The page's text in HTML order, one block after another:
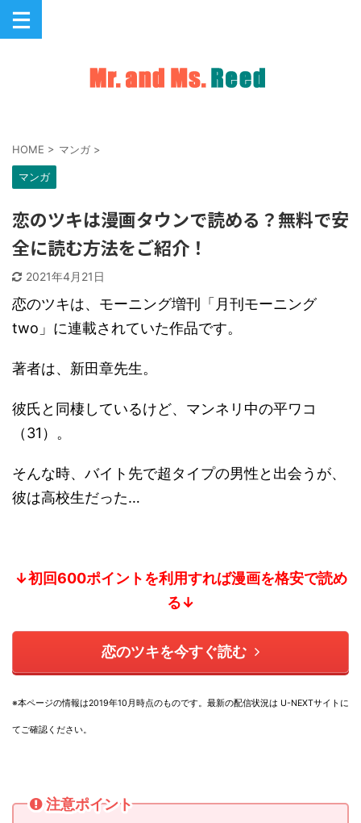
HOME > マンガ >
マンガ
恋のツキは漫画タウンで読める？無料で安
全に読む方法をご紹介！
2021年4月21日
恋のツキは、モーニング増刊「月刊モーニング
two」に連載されていた作品です。
著者は、新田章先生。
彼氏と同棲しているけど、マンネリ中の平ワコ
（31）。
そんな時、バイト先で超タイプの男性と出会うが、
彼は高校生だった…
↓初回600ポイントを利用すれば漫画を格安で読め
る↓
恋のツキを今すぐ読む
※本ページの情報は2019年10月時点のものです。 最新の配信状況は U-NEXTサイトに
てご確認ください。
注意ポイント